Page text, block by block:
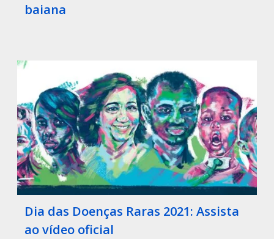
baiana
Dia das Doenças Raras 2021: Assista
ao vídeo oficial